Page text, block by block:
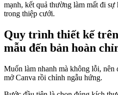
mạnh, kết quả thường làm mất đi
trong thiệp cưới.
Quy trình thiết kế
mẫu đến bản hoàn
Muốn làm nhanh mà không lỗi,
mở Canva rồi chỉnh ngẫu hứng.